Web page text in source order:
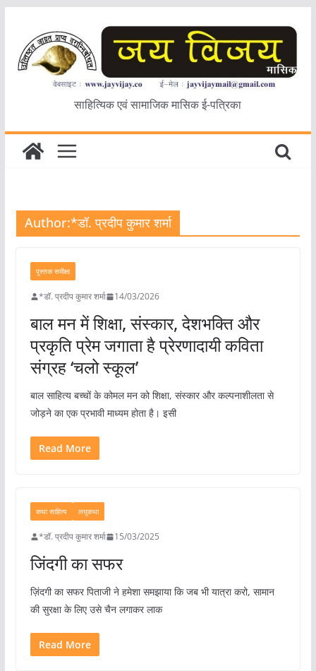
content
साहित्यिक एवं सामाजिक मासिक ई-पत्रिका
Author:*डॉ. प्रदीप कुमार शर्मा
पुस्तक समीक्षा
*डॉ. प्रदीप कुमार शर्मा 14/03/2026
बाल मन में शिक्षा, संस्कार, देशभक्ति और
प्रकृति प्रेम जगाता है प्रेरणादायी कविता
संग्रह ‘चलो स्कूल’
बाल साहित्य बच्चों के कोमल मन को शिक्षा, संस्कार और कल्पनाशीलता से
जोड़ने का एक प्रभावी माध्यम होता है। इसी
Read More
कथा साहित्य लघुकथा
*डॉ. प्रदीप कुमार शर्मा 15/03/2025
जिंदगी का सफर
ज़िंदगी का सफर पिताजी ने हमेशा समझाया कि जब भी यात्रा करो, सामान
की सुरक्षा के लिए उसे चैन लगाकर लाक
Read More